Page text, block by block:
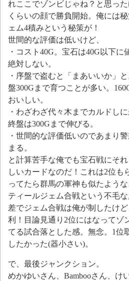
れここでゾンビじゃね？と思っ
くらいの顔で勝負開始。俺には
ェム4積みという秘策が！
世間的な評価は低いけど、
・コスト40G。宝石は40G以下
絶対しない。
・序盤で盗むと「まあいいか」
盤300Gまで育つことが多い。
おいしい。
・わざわざ代々木までカルドし
終盤は300Gまで伸びる。
・世間的な評価低いのであまり
まる。
と計算苦手な俺でも宝石戦にそ
しいカードなのだ！これは2位も
ってたら群馬の軍神も似たよう
ティールジェム合戦という不毛
差でジェム合戦は俺が制したけ
利！目論見通り2位にはなってゾ
てる試合落とした感。無念。1位
したかった(器小さい)。
で、最後ジャンクション。
めかゆいさん、Bambooさん、け